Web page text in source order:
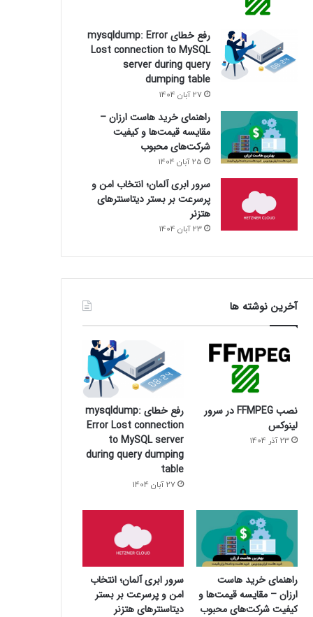
1
2
3
4
6
8
9
10
13
cd /usr/
mkdir
cd
wget http://
perl -pi -e
perl -pi -e
perl -pi -e
tar xzf
cd
make install
رفع خطای mysqldump: Error
Lost connection to MySQL
server during query
dumping table
27 آبان 1404
راهنمای خرید هاست ارزان –
مقایسه قیمت‌ها و کیفیت
شرکت‌های محبوب
25 آبان 1404
سرور ابری آلمان؛ انتخاب امن و
پرسرعت بر بستر دیتاسنترهای
هتزنر
23 آبان 1404
آخرین نوشته ها
نصب FFMPEG در سرور
لینوکس
23 آذر 1404
رفع خطای mysqldump:
Error Lost connection
to MySQL server
during query dumping
table
27 آبان 1404
راهنمای خرید هاست
ارزان – مقایسه قیمت‌ها و
کیفیت شرکت‌های محبوب
سرور ابری آلمان؛ انتخاب
امن و پرسرعت بر بستر
دیتاسنترهای هتزنر